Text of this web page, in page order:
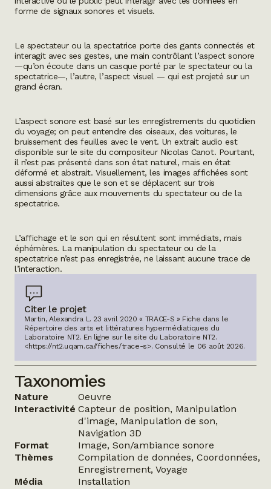
forme de signaux sonores et visuels.
Le spectateur ou la spectatrice porte des gants connectés et
interagit avec ses gestes, une main contrôlant l’aspect sonore
—qu’on écoute dans un casque porté par le spectateur ou la
spectatrice—, l’autre, l’aspect visuel — qui est projeté sur un
grand écran.
L’aspect sonore est basé sur les enregistrements du quotidien
du voyage; on peut entendre des oiseaux, des voitures, le
bruissement des feuilles avec le vent. Un extrait audio est
disponible sur le site du compositeur Nicolas Canot. Pourtant,
il n’est pas présenté dans son état naturel, mais en état
déformé et abstrait. Visuellement, les images affichées sont
aussi abstraites que le son et se déplacent sur trois
dimensions grâce aux mouvements du spectateur ou de la
spectatrice.
L’affichage et le son qui en résultent sont immédiats, mais
éphémères. La manipulation du spectateur ou de la
spectatrice n’est pas enregistrée, ne laissant aucune trace de
l’interaction.
Citer le projet
Martin, Alexandra L. 23 avril 2020 « TRACE-S » Fiche dans le
Répertoire des arts et littératures hypermédiatiques du
Laboratoire NT2. En ligne sur le site du Laboratoire NT2.
<https://nt2.uqam.ca//fiches/trace-s>. Consulté le 06 août 2026.
Taxonomies
Nature
Oeuvre
Interactivité Capteur de position, Manipulation
d'image, Manipulation de son,
Navigation 3D
Format
Image, Son/ambiance sonore
Thèmes
Compilation de données, Coordonnées,
Enregistrement, Voyage
Média
Installation